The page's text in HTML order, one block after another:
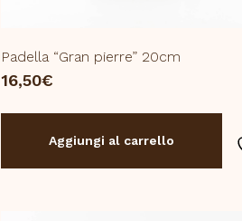
Padella “Gran pierre” 20cm
16,50€
Aggiungi al carrello